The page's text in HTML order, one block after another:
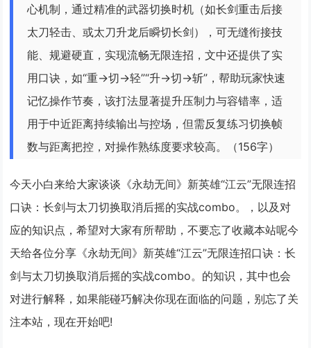
心机制，通过精准的武器切换时机（如长剑重击后接
太刀轻击、或太刀升龙后瞬切长剑），可无缝衔接技
能、规避硬直，实现流畅无限连招，文中还提供了实
用口诀，如“重→切→轻”“升→切→斩”，帮助玩家快速
记忆操作节奏，该打法显著提升压制力与容错率，适
用于中近距离持续输出与控场，但需反复练习切换帧
数与距离把控，对操作熟练度要求较高。（156字）
今天小白来给大家谈谈《永劫无间》新英雄“江云”无限连招
口诀：长剑与太刀切换取消后摇的实战combo。，以及对
应的知识点，希望对大家有所帮助，不要忘了收藏本站呢今
天给各位分享《永劫无间》新英雄“江云”无限连招口诀：长
剑与太刀切换取消后摇的实战combo。的知识，其中也会
对进行解释，如果能碰巧解决你现在面临的问题，别忘了关
注本站，现在开始吧!